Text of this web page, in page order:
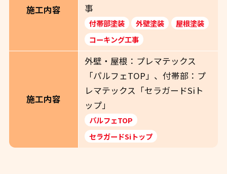
施工内容
事
付帯部塗装 外壁塗装
屋根塗装
コーキング工事
施工内容
外壁・屋根：プレマテックス
「パルフェTOP」、付帯部：プ
レマテックス「セラガードSiト
ップ」
パルフェTOP
セラガードSiトップ